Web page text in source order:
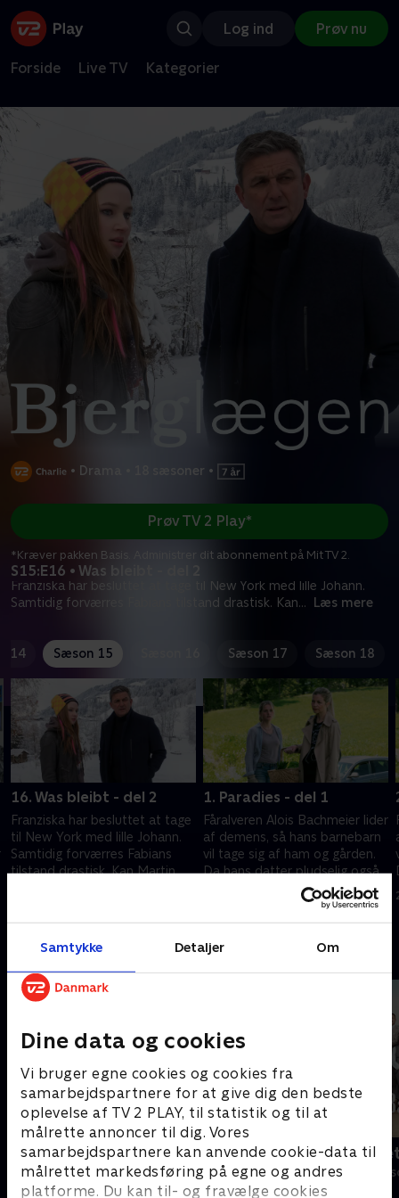
Samtykke Detaljer Om
Dine data og cookies
Vi bruger egne cookies og cookies fra
samarbejdspartnere for at give dig den bedste
oplevelse af TV 2 PLAY, til statistik og til at
målrette annoncer til dig. Vores
samarbejdspartnere kan anvende cookie-data til
målrettet markedsføring på egne og andres
platforme. Du kan til- og fravælge cookies
Log ind Prøv nu
Forside Live TV Kategorier
• Drama 18 sæsoner •
S15:E16 • Was bleibt - del 2
Franziska har besluttet at tage til New York med lille Johann.
Samtidig forværres Fabians tilstand drastisk. Kan... Læs mere
Prøv TV 2 Play*
*Kræver pakken Basis. Administrer dit abonnement på Mit TV 2.
14 Sæson 15 Sæson 17 Sæson 18
16. Was bleibt - del 2
Franziska har besluttet at tage
til New York med lille Johann.
Samtidig forværres Fabians
tilstand drastisk. Kan Martin
1. Paradies - del 1
Fåralveren Alois Bachmeier lider
af demens, så hans barnebarn
vil tage sig af ham og gården.
Da hans datter pludselig også
viser symptomer, må Martin på
19. januar 2024 • 43 min
Andre så også
Bjergets helte
Drama • 15 sæsoner Drama • 10